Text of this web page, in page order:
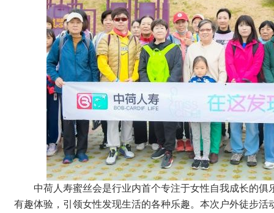
中荷人寿蜜丝会是行业内首个专注于女性自我成长的
有趣体验，引领女性发现生活的各种乐趣。本次户外徒步